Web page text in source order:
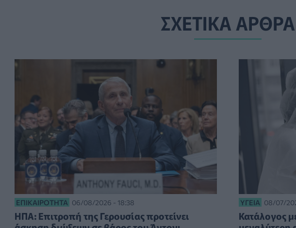
ΣΧΕΤΙΚΑ ΑΡΘΡΑ
ΕΠΙΚΑΙΡΌΤΗΤΑ 06/08/2026 - 18:38
ΗΠΑ: Επιτροπή της Γερουσίας προτείνει
ΥΓΕΊΑ 08/07/
Κατάλογος